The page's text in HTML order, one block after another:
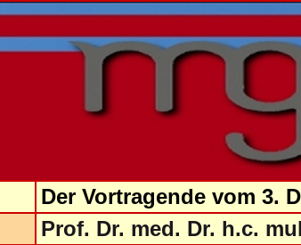
Der Vortragende vom 3.
Prof. Dr. med. Dr. h.c.